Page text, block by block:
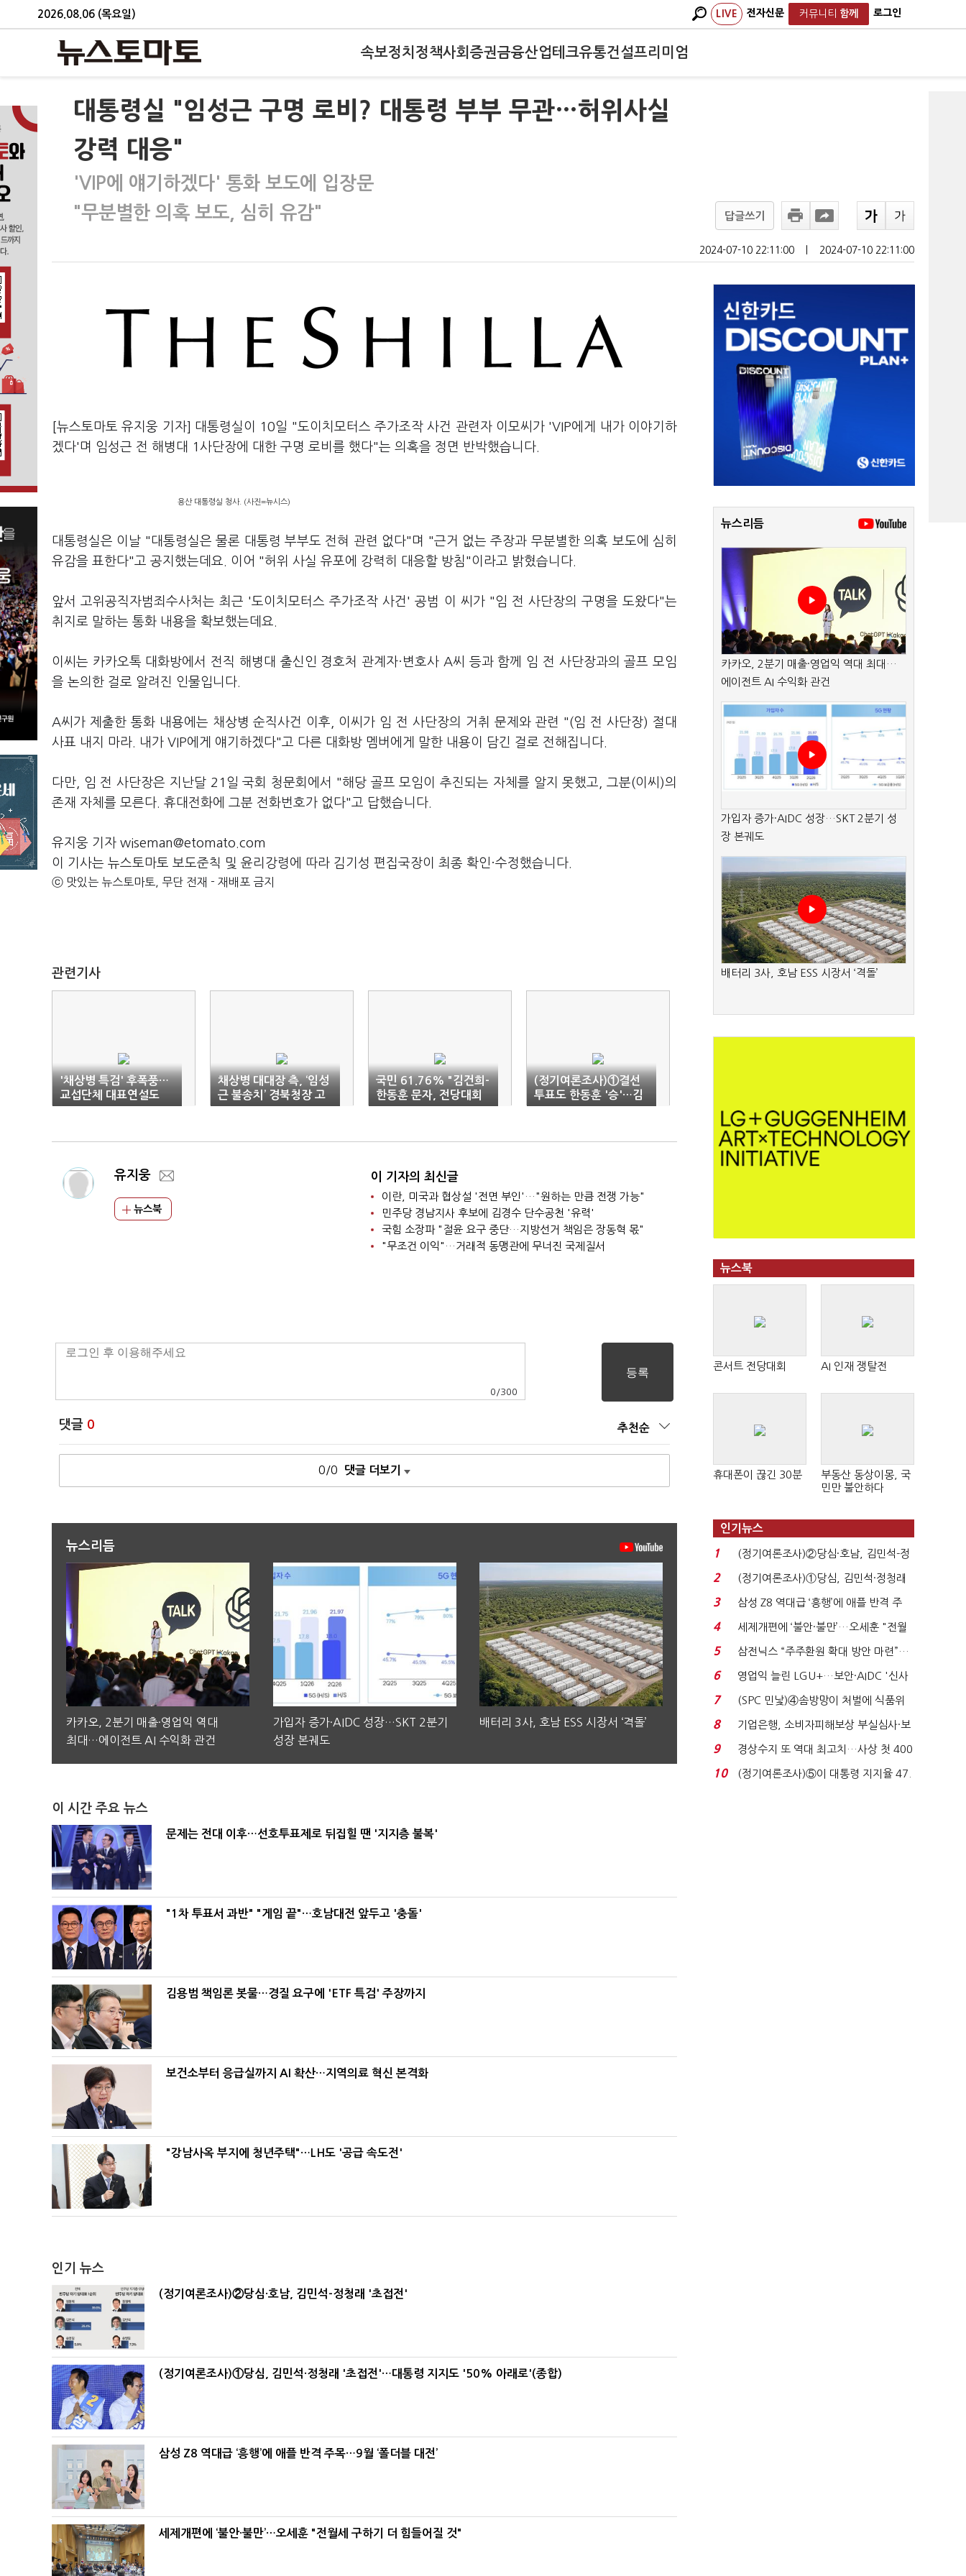
2026.08.06 (목요일) LIVE 전자신문 커뮤니티 함께 로그인
속보정치 정책사회 증권금융산업테크유통건설프리미엄
대통령실 "임성근 구명 로비? 대통령 부부 무관…허위사실
강력 대응"
'VIP에 얘기하겠다' 통화 보도에 입장문
"무분별한 의혹 보도, 심히 유감"
답글쓰기
2024-07-10 22:11:00 2024-07-10 22:11:00
[뉴스토마토 유지웅 기자] 대통령실이 10일 "도이치모터스 주가조작 사건 관련자 이모씨가 'VIP에게 내가 이야기하
겠다'며 임성근 전 해병대 1사단장에 대한 구명 로비를 했다"는 의혹을 정면 반박했습니다.
용산 대통령실 청사. (사진=뉴시스)
대통령실은 이날 "대통령실은 물론 대통령 부부도 전혀 관련 없다"며 "근거 없는 주장과 무분별한 의혹 보도에 심히
유감을 표한다"고 공지했는데요. 이어 "허위 사실 유포에 강력히 대응할 방침"이라고 밝혔습니다.
앞서 고위공직자범죄수사처는 최근 '도이치모터스 주가조작 사건' 공범 이 씨가 "임 전 사단장의 구명을 도왔다"는
취지로 말하는 통화 내용을 확보했는데요.
이씨는 카카오톡 대화방에서 전직 해병대 출신인 경호처 관계자·변호사 A씨 등과 함께 임 전 사단장과의 골프 모임
을 논의한 걸로 알려진 인물입니다.
A씨가 제출한 통화 내용에는 채상병 순직사건 이후, 이씨가 임 전 사단장의 거취 문제와 관련 "(임 전 사단장) 절대
사표 내지 마라. 내가 VIP에게 얘기하겠다"고 다른 대화방 멤버에게 말한 내용이 담긴 걸로 전해집니다.
다만, 임 전 사단장은 지난달 21일 국회 청문회에서 "해당 골프 모임이 추진되는 자체를 알지 못했고, 그분(이씨)의
존재 자체를 모른다. 휴대전화에 그분 전화번호가 없다"고 답했습니다.
유지웅 기자 wiseman@etomato.com
이 기사는 뉴스토마토 보도준칙 및 윤리강령에 따라 김기성 편집국장이 최종 확인·수정했습니다.
ⓒ 맛있는 뉴스토마토, 무단 전재 - 재배포 금지
관련기사
'채상병 특검' 후폭풍…
교섭단체 대표연설도
'취소'
채상병 대대장 측, ‘임성
근 불송치’ 경북청장 고
발
국민 61.76% "김건희-
한동훈 문자, 전당대회
에 영향"
(정기여론조사)①결선
투표도 한동훈 '승'…김
두관, 파란 예고(종합)
유지웅
뉴스북
이 기자의 최신글
이란, 미국과 협상설 '전면 부인'…"원하는 만큼 전쟁 가능"
민주당 경남지사 후보에 김경수 단수공천 '유력'
국힘 소장파 "절윤 요구 중단…지방선거 책임은 장동혁 몫"
"무조건 이익"…거래적 동맹관에 무너진 국제질서
0 /300
댓글 0 추천순
0/0 댓글 더보기
뉴스리듬
카카오, 2분기 매출·영업익 역대
최대…에이전트 AI 수익화 관건
가입자 증가·AIDC 성장…SKT 2분기
성장 본궤도
배터리 3사, 호남 ESS 시장서 ‘격돌’
이 시간 주요 뉴스
문제는 전대 이후…선호투표제로 뒤집힐 땐 '지지층 불복'
"1차 투표서 과반" "게임 끝"…호남대전 앞두고 '충돌'
김용범 책임론 봇물…경질 요구에 'ETF 특검' 주장까지
보건소부터 응급실까지 AI 확산…지역의료 혁신 본격화
"강남사옥 부지에 청년주택"…LH도 '공급 속도전'
인기 뉴스
(정기여론조사)②당심·호남, 김민석-정청래 '초접전'
(정기여론조사)①당심, 김민석·정청래 '초접전'…대통령 지지도 '50% 아래로'(종합)
삼성 Z8 역대급 ‘흥행’에 애플 반격 주목…9월 ‘폴더블 대전’
세제개편에 ‘불안·불만’…오세훈 "전월세 구하기 더 힘들어질 것"
뉴스리듬
카카오, 2분기 매출·영업익 역대 최대…
에이전트 AI 수익화 관건
가입자 증가·AIDC 성장…SKT 2분기 성
장 본궤도
배터리 3사, 호남 ESS 시장서 ‘격돌’
뉴스북
콘서트 전당대회 AI 인재 쟁탈전
휴대폰이 끊긴 30분
부동산 동상이몽, 국
민만 불안하다
인기뉴스
1
(정기여론조사)②당심·호남, 김민석-정
청래 '초접전'...
2
(정기여론조사)①당심, 김민석·정청래
'초접전'…대통령 ...
3
삼성 Z8 역대급 ‘흥행’에 애플 반격 주
목…9월 ‘폴...
4
세제개편에 ‘불안·불만’…오세훈 "전월
세 구하기 더 ...
5
삼전닉스 “주주환원 확대 방안 마련”…
로이터에 성명...
6
영업익 늘린 LGU+…보안·AIDC '신사
업 드라이브'...
7
(SPC 민낯)④솜방망이 처벌에 식품위
생법 위반 반복...
8
기업은행, 소비자피해보상 부실심사·보
이스피싱 공시 ...
9
경상수지 또 역대 최고치…사상 첫 400
억달러에 '3% 성...
10
(정기여론조사)⑤이 대통령 지지율 47.